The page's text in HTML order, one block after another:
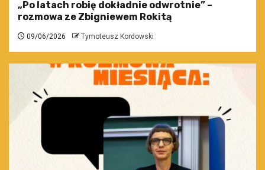
„Po latach robię dokładnie odwrotnie” –
rozmowa ze Zbigniewem Rokitą
09/06/2026 Tymoteusz Kordowski